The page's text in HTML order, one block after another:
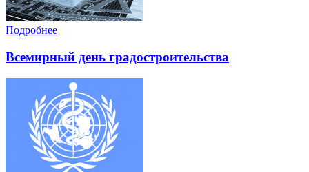
Подробнее
Всемирный день градостроительства